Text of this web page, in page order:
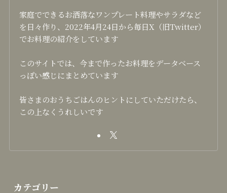
家庭でできるお洒落なワンプレート料理やサラダなど
を日々作り、2022年4月24日から毎日X（旧Twitter）
でお料理の紹介をしています
このサイトでは、今まで作ったお料理をデータベース
っぽい感じにまとめています
皆さまのおうちごはんのヒントにしていただけたら、
この上なくうれしいです
カテゴリー